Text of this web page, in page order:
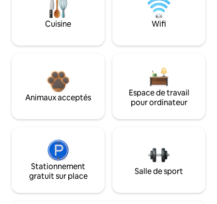
Cuisine Wifi
Animaux acceptés
Espace de travail
pour ordinateur
Stationnement
gratuit sur place
Salle de sport